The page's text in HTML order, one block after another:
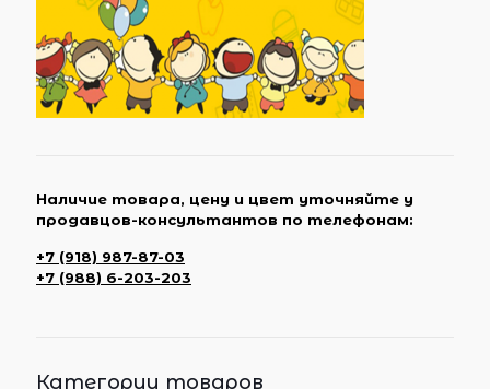
Наличие товара, цену и цвет уточняйте у
продавцов-консультантов по телефонам:
+7 (918) 987-87-03
+7 (988) 6-203-203
Категории товаров